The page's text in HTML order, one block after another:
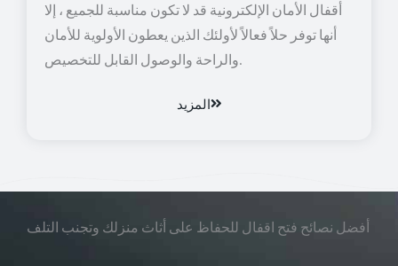
أقفال الأمان الإلكترونية قد لا تكون مناسبة للجميع ، إلا
أنها توفر حلاً فعالاً لأولئك الذين يعطون الأولوية للأمان
والراحة والوصول القابل للتخصيص.
المزيد
أفضل نصائح فتح اقفال للحفاظ على أثاث منزلك وتجنب التلف